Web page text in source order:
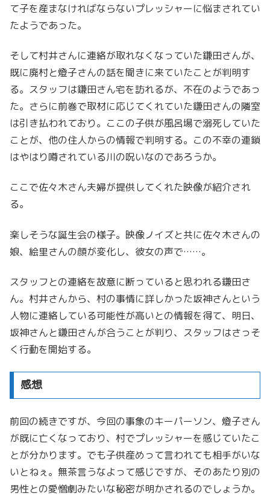
て子を産まなければならないプレッシャーに悩まされてい
たようであった。
そして村井さんに連絡が取れなくなっていた鎌田さんが、
既に廃村と燈子さんの話を聞きに来ていたことが判明す
る。スタッフは鎌田さん宅を訪れるが、不在のようであっ
た。さらに前巻で取材に応じてくれていた鎌田さんの隣室
は引き払われており。ここの子供が風呂場で溺死していた
ことが、他の住人からの情報で判明する。この不幸の連鎖
はやはり噂されている川の呪いなのであろうか。
ここで佐々木さん夫婦が提供してくれた映像が紹介され
る。
楽しそうな誕生会の様子。映像ノイズと共に佐々木さんの
娘、絵里さんの顔が変化し、彼女の声で……。
スタッフとの連絡を故意に断っていると思われる鎌田さ
ん。村井さんから、村の事情に詳しかった坂神さんという
人物に連絡している可能性が高いとの情報を得て、明日、
坂神さんと鎌田さんが合うことが判り、スタッフはさっそ
く行動を開始する。
感想
前回の続きですが、今回の事象のキーパーソン、燈子さん
が既に亡くなっており、村でプレッシャーを感じていたこ
とが分かります。でも子供産めって言われても相手がいな
いとねぇ。無茶言うなよって感じですが、そのあたり別の
男性との愛憎劇みたいな秘密が明かされるのでしょうか。